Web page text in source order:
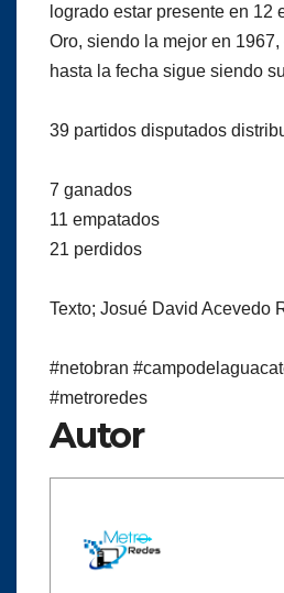
logrado estar presente en 12
Oro, siendo la mejor en
hasta la fecha sigue siendo
39 partidos disputados
7 ganados
11 empatados
21 perdidos
Texto; Josué David Acevedo
#netobran
#metroredes
Autor